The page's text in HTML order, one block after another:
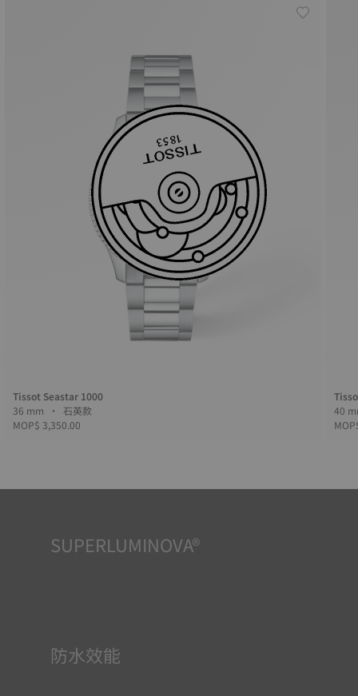
Tissot Seastar 1000
36 mm • 石英款
MOP$ 3,350.00
SUPERLUMINOVA®
防水效能